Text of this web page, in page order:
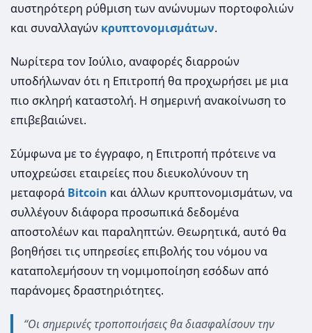
αυστηρότερη ρύθμιση των ανώνυμων πορτοφολιών
και συναλλαγών κρυπτονομισμάτων.
Νωρίτερα τον Ιούλιο, αναφορές διαρροών
υποδήλωναν ότι η Επιτροπή θα προχωρήσει με μια
πιο σκληρή καταστολή. Η σημερινή ανακοίνωση το
επιβεβαιώνει.
Σύμφωνα με το έγγραφο, η Επιτροπή πρότεινε να
υποχρεώσει εταιρείες που διευκολύνουν τη
μεταφορά Bitcoin και άλλων κρυπτονομισμάτων, να
συλλέγουν διάφορα προσωπικά δεδομένα
αποστολέων και παραληπτών. Θεωρητικά, αυτό θα
βοηθήσει τις υπηρεσίες επιβολής του νόμου να
καταπολεμήσουν τη νομιμοποίηση εσόδων από
παράνομες δραστηριότητες.
“Οι σημερινές τροποποιήσεις θα διασφαλίσουν την